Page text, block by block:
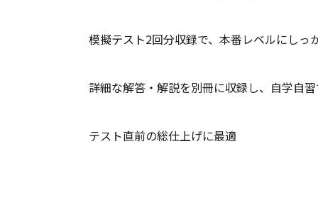
模擬テスト2回分収録で、本番レベルにしっ
詳細な解答・解説を別冊に収録し、自学自
テスト直前の総仕上げに最適